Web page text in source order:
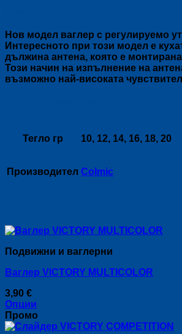
Нов модел ваглер с регулируемо
Интересното при този модел е
дължина антена, която е
Този начин на изпълнение на
възможно най-високата
Тегло гр 10, 12, 14, 16, 18, 20
Производител Colmic
Подвижни и ваглерни
Ваглер VICTORY MULTICOLOR
3,90 €
Опции
This
product
Промо